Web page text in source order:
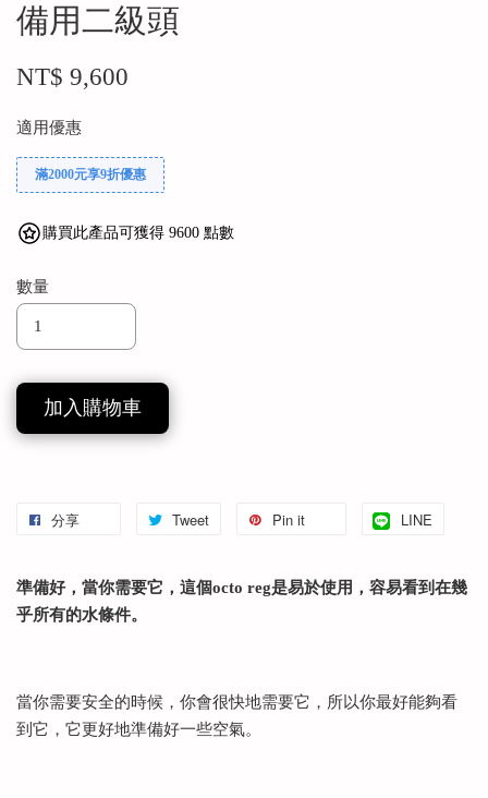
備用二級頭
NT$ 9,600
適用優惠
滿2000元享9折優惠
購買此產品可獲得 9600 點數
數量
加入購物車
分享 Tweet Pin it LINE
準備好，當你需要它，這個octo reg是易於使用，容易看到在幾
乎所有的水條件。
當你需要安全的時候，你會很快地需要它，所以你最好能夠看
到它，它更好地準備好一些空氣。